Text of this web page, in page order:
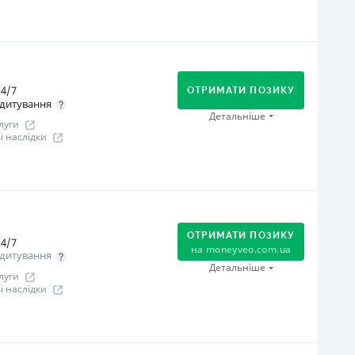
Онлайн (через сайт або інтернет-банкінг)
Оплата на розрахунковий рахунок
Через термінали самообслуговування
НБУ
7
ОТРИМАТИ ПОЗИКУ
Детальніше
Оплата на розрахунковий рахунок
Онлайн (через сайт або інтернет-банкінг)
НБУ
переоформлена 07.03.2024 р.
7
ОТРИМАТИ ПОЗИКУ
на moneyveo.com.ua
Детальніше